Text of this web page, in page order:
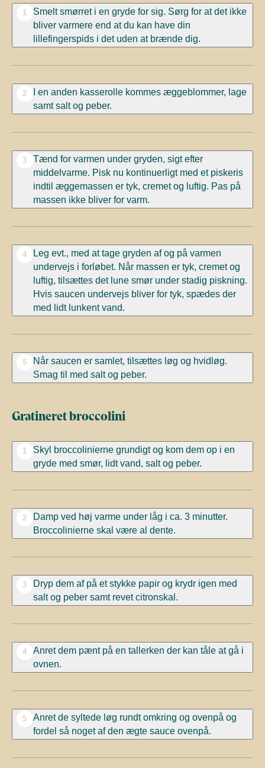
1
Smelt smørret i en gryde for sig. Sørg for at det ikke
bliver varmere end at du kan have din
lillefingerspids i det uden at brænde dig.
2
I en anden kasserolle kommes æggeblommer, lage
samt salt og peber.
3
Tænd for varmen under gryden, sigt efter
middelvarme. Pisk nu kontinuerligt med et piskeris
indtil æggemassen er tyk, cremet og luftig. Pas på
massen ikke bliver for varm.
4
Leg evt., med at tage gryden af og på varmen
undervejs i forløbet. Når massen er tyk, cremet og
luftig, tilsættes det lune smør under stadig piskning.
Hvis saucen undervejs bliver for tyk, spædes der
med lidt lunkent vand.
5
Når saucen er samlet, tilsættes løg og hvidløg.
Smag til med salt og peber.
Gratineret broccolini
1
Skyl broccolinierne grundigt og kom dem op i en
gryde med smør, lidt vand, salt og peber.
2
Damp ved høj varme under låg i ca. 3 minutter.
Broccolinierne skal være al dente.
3
Dryp dem af på et stykke papir og krydr igen med
salt og peber samt revet citronskal.
4
Anret dem pænt på en tallerken der kan tåle at gå i
ovnen.
5
Anret de syltede løg rundt omkring og ovenpå og
fordel så noget af den ægte sauce ovenpå.